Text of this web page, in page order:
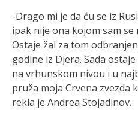
-Drago mi je da ću se iz
ipak nije ona kojom sam se
Ostaje žal za tom
godine iz Djera. Sada
na vrhunskom nivou i u
pruža moja Crvena zvezda
rekla je Andrea Stojadinov.